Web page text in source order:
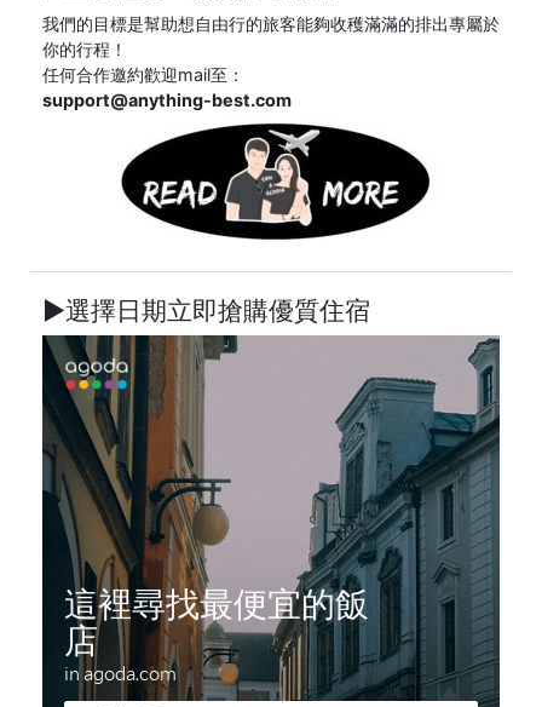
我們的目標是幫助想自由行的旅客能夠收穫滿滿的排出專屬於
你的行程！
任何合作邀約歡迎mail至：
support@anything-best.com
►選擇日期立即搶購優質住宿